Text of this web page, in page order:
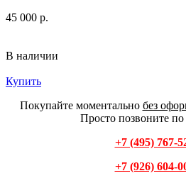
45 000 р.
В наличии
Купить
Покупайте моментально без
Просто позвоните
+7 (495) 767-
+7 (926) 604-